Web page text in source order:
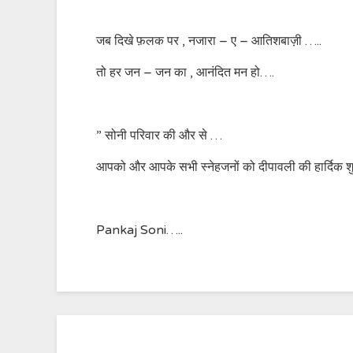
जब दिखे फ़लक पर , नजारा – ए – आतिशबाज़ी …..
तो हर जन – जन का , आनंदित मन हो….
” सोनी परिवार की और से …
आपको और आपके सभी स्नेहजनों को दीपावली की
Pankaj Soni…..